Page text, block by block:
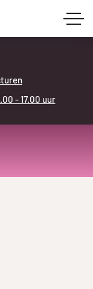
- 17.00 uur